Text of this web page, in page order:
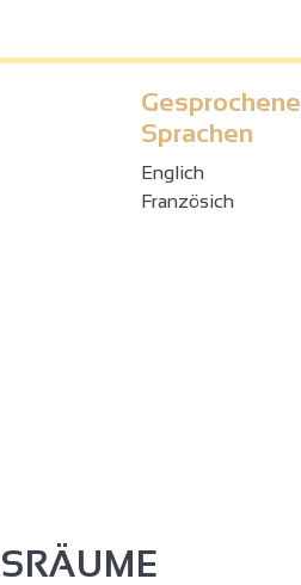
Gesprochene
Sprachen
Englich
Französich